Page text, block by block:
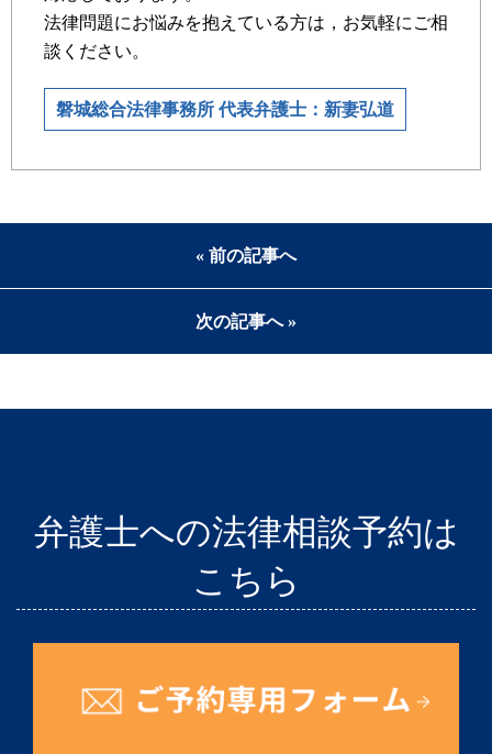
法律問題にお悩みを抱えている方は，お気軽にご相
談ください。
磐城総合法律事務所 代表弁護士：新妻弘道
« 前の記事へ
次の記事へ »
弁護士への法律相談予約は
こちら